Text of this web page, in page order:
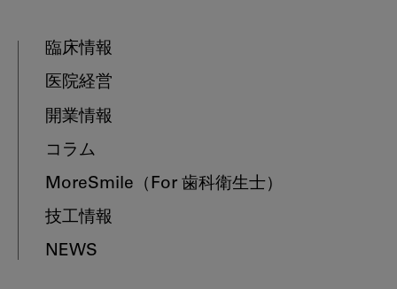
臨床情報
医院経営
開業情報
コラム
MoreSmile （For 歯科衛生士）
技工情報
NEWS